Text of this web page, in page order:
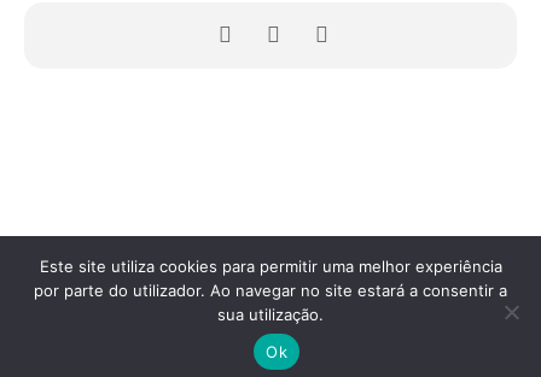
Federação Portuguesa do Caminho de Santiago
Este site utiliza cookies para permitir uma melhor experiência
por parte do utilizador. Ao navegar no site estará a consentir a
sua utilização.
Ok